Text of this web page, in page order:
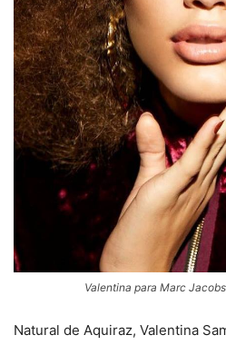
Valentina para Marc
Natural de Aquiraz, Valentina